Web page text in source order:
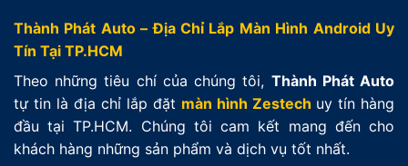
Thành Phát Auto – Địa Chỉ Lắp Màn Hình Android Uy
Tín Tại TP.HCM
Theo những tiêu chí của chúng tôi, Thành Phát Auto
tự tin là địa chỉ lắp đặt màn hình Zestech uy tín hàng
đầu tại TP.HCM. Chúng tôi cam kết mang đến cho
khách hàng những sản phẩm và dịch vụ tốt nhất.